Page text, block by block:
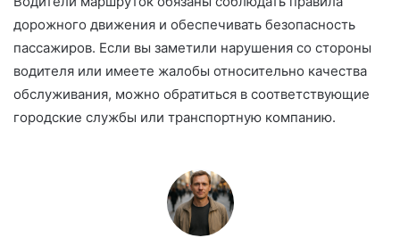
дорожного движения и обеспечивать безопасность
пассажиров. Если вы заметили нарушения со стороны
водителя или имеете жалобы относительно качества
обслуживания, можно обратиться в соответствующие
городские службы или транспортную компанию.